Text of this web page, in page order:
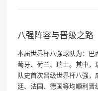
八强阵容与晋级之路
本届世界杯八强球队为：
萄牙、荷兰、瑞士。其中，
队史首次晋级世界杯八强
廷、法国、德国等均顺利晋